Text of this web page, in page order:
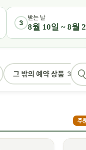
3
받는 날
8월 10일 ~ 8월
그 밖의 예약 상품 3
주